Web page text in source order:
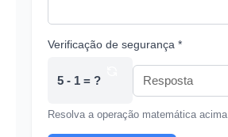
Verificação de segurança *
5 - 1 = ?
Resolva a operação matemática acima